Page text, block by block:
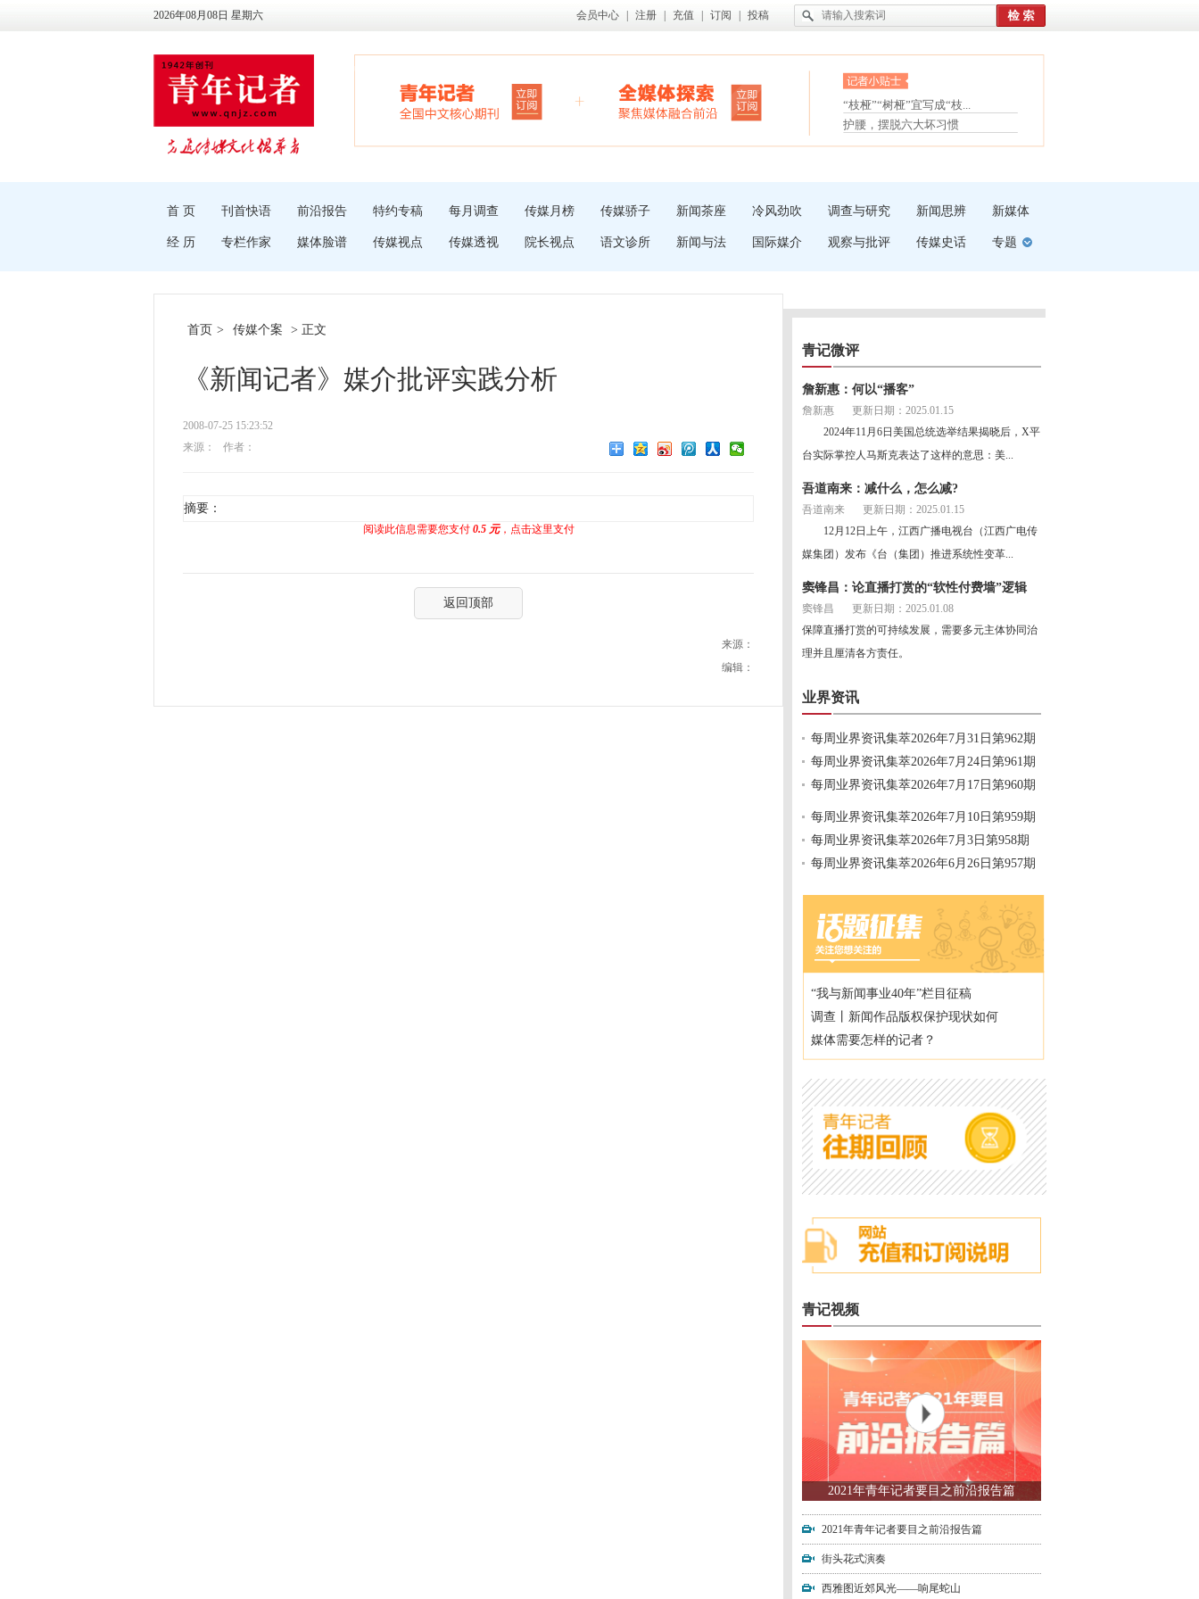
2026年08月08日 星期六 会员中心 注册 充值 订阅 投稿
眼白变红或是结膜下出血
“枝桠”“树桠”宜写成“枝...
夏天缓解疲劳有三招
护腰，摆脱六大坏习惯
受伤了冰敷还是热敷
首 页 刊首快语 前沿报告 特约专稿 每月调查 传媒月榜 传媒骄子 新闻茶座 冷风劲吹 调查与研究 新闻思辨 新媒体
经 历 专栏作家 媒体脸谱 传媒视点 传媒透视 院长视点 语文诊所 新闻与法 国际媒介 观察与批评 传媒史话 专题
首页 > 传媒个案 > 正文
《新闻记者》媒介批评实践分析
2008-07-25 15:23:52
来源：
作者：
摘要：
阅读此信息需要您支付 0.5 元，点击这里支付
返回顶部
来源：
编辑：
青记微评
詹新惠：何以“播客”
詹新惠
更新日期：2025.01.15
2024年11月6日美国总统选举结果揭晓后，X平
台实际掌控人马斯克表达了这样的意思：美...
吾道南来：减什么，怎么减?
吾道南来
更新日期：2025.01.15
12月12日上午，江西广播电视台（江西广电传
媒集团）发布《台（集团）推进系统性变革...
窦锋昌：论直播打赏的“软性付费墙”逻辑
窦锋昌
更新日期：2025.01.08
保障直播打赏的可持续发展，需要多元主体协同治
理并且厘清各方责任。
业界资讯
每周业界资讯集萃2026年7月31日第962期
每周业界资讯集萃2026年7月24日第961期
每周业界资讯集萃2026年7月17日第960期
每周业界资讯集萃2026年7月10日第959期
每周业界资讯集萃2026年7月3日第958期
每周业界资讯集萃2026年6月26日第957期
“我与新闻事业40年”栏目征稿
调查丨新闻作品版权保护现状如何
媒体需要怎样的记者？
青记视频
2021年青年记者要目之前沿报告篇
2021年青年记者要目之前沿报告篇
街头花式演奏
西雅图近郊风光——响尾蛇山